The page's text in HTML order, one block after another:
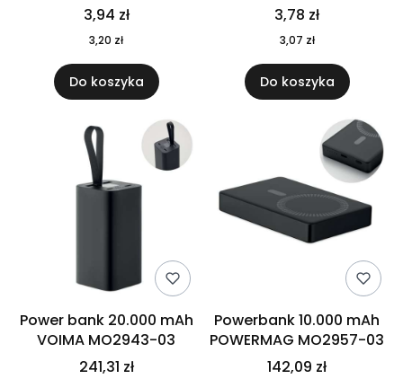
3,94 zł
3,20 zł
Do koszyka
3,78 zł
3,07 zł
Do koszyka
Power bank 20.000 mAh
VOIMA MO2943-03
241,31 zł
Powerbank 10.000 mAh
POWERMAG MO2957-03
142,09 zł